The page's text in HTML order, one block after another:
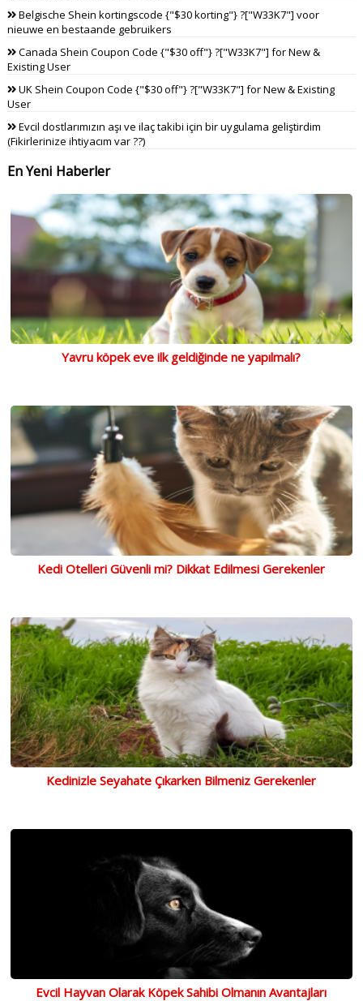
Belgische Shein kortingscode {"$30 korting"} ?["W33K7"] voor
nieuwe en bestaande gebruikers
Canada Shein Coupon Code {"$30 off"} ?["W33K7"] for New &
Existing User
UK Shein Coupon Code {"$30 off"} ?["W33K7"] for New & Existing
User
Evcil dostlarımızın aşı ve ilaç takibi için bir uygulama geliştirdim
(Fikirlerinize ihtiyacım var ??)
En Yeni Haberler
Yavru köpek eve ilk geldiğinde ne yapılmalı?
Kedi Otelleri Güvenli mi? Dikkat Edilmesi Gerekenler
Kedinizle Seyahate Çıkarken Bilmeniz Gerekenler
Evcil Hayvan Olarak Köpek Sahibi Olmanın Avantajları